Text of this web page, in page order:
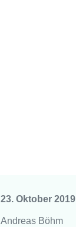
23. Oktober 2019
Andreas Böhm